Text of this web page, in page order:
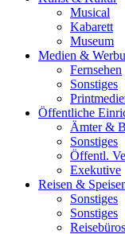
Musical
Kabarett
Museum
Medien &
Fernsehen
Sonstiges
Öffentliche
Ämter &
Sonstiges
Öffentl.
Exekutive
Reisen &
Sonstiges
Sonstiges
Reisebüros